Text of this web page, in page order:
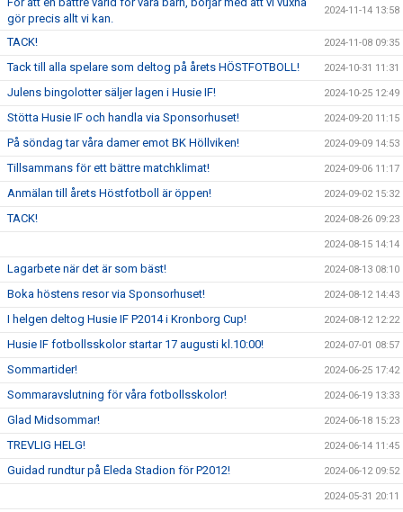
gör precis allt vi kan.
2024-11-14 13:58
TACK! 2024-11-08 09:35
Tack till alla spelare som deltog på årets HÖSTFOTBOLL! 2024-10-31 11:31
Julens bingolotter säljer lagen i Husie IF! 2024-10-25 12:49
Stötta Husie IF och handla via Sponsorhuset! 2024-09-20 11:15
På söndag tar våra damer emot BK Höllviken! 2024-09-09 14:53
Tillsammans för ett bättre matchklimat! 2024-09-06 11:17
Anmälan till årets Höstfotboll är öppen! 2024-09-02 15:32
TACK! 2024-08-26 09:23
2024-08-15 14:14
Lagarbete när det är som bäst! 2024-08-13 08:10
Boka höstens resor via Sponsorhuset! 2024-08-12 14:43
I helgen deltog Husie IF P2014 i Kronborg Cup! 2024-08-12 12:22
Husie IF fotbollsskolor startar 17 augusti kl.10:00! 2024-07-01 08:57
Sommartider! 2024-06-25 17:42
Sommaravslutning för våra fotbollsskolor! 2024-06-19 13:33
Glad Midsommar! 2024-06-18 15:23
TREVLIG HELG! 2024-06-14 11:45
Guidad rundtur på Eleda Stadion för P2012! 2024-06-12 09:52
2024-05-31 20:11